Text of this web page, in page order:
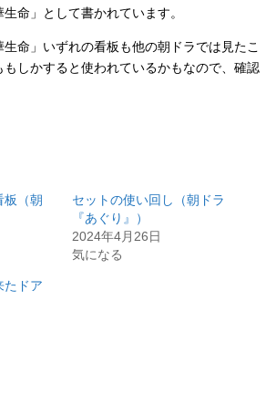
命」として書かれています。
生命」いずれの看板も他の朝ドラでは見たこ
もしかすると使われているかもなので、確認
板（朝
セットの使い回し（朝ドラ
『あぐり』）
2024年4月26日
気になる
たドア